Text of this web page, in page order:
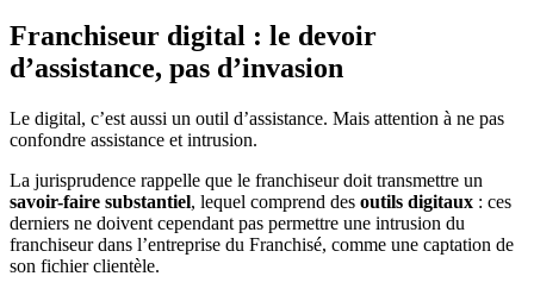
Franchiseur digital : le devoir
d’assistance, pas d’invasion
Le digital, c’est aussi un outil d’assistance. Mais attention à ne pas
confondre assistance et intrusion.
La jurisprudence rappelle que le franchiseur doit transmettre un
savoir-faire substantiel, lequel comprend des outils digitaux : ces
derniers ne doivent cependant pas permettre une intrusion du
franchiseur dans l’entreprise du Franchisé, comme une captation de
son fichier clientèle.